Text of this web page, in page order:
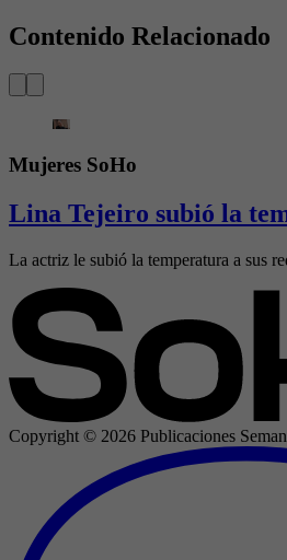
Contenido Relacionado
Mujeres SoHo
Lina Tejeiro subió la
La actriz le subió la temperatura a sus
Copyright © 2026 Publicaciones